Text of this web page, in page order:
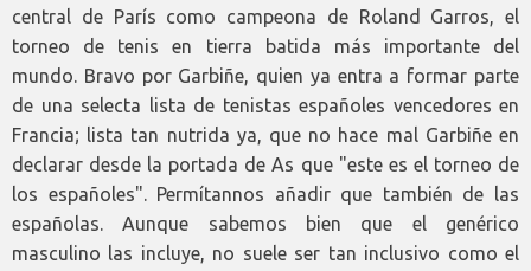
central de París como campeona de Roland Garros, el
torneo de tenis en tierra batida más importante del
mundo. Bravo por Garbiñe, quien ya entra a formar parte
de una selecta lista de tenistas españoles vencedores en
Francia; lista tan nutrida ya, que no hace mal Garbiñe en
declarar desde la portada de As que "este es el torneo de
los españoles". Permítannos añadir que también de las
españolas. Aunque sabemos bien que el genérico
masculino las incluye, no suele ser tan inclusivo como el